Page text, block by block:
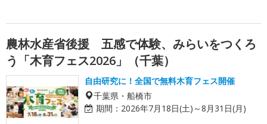
農林水産省後援 五感で体験、みらいをつくろ
う「木育フェス2026」（千葉）
自由研究に！全国で無料木育フェス開催
千葉県・船橋市
期間： 2026年7月18日(土)～8月31日(月)